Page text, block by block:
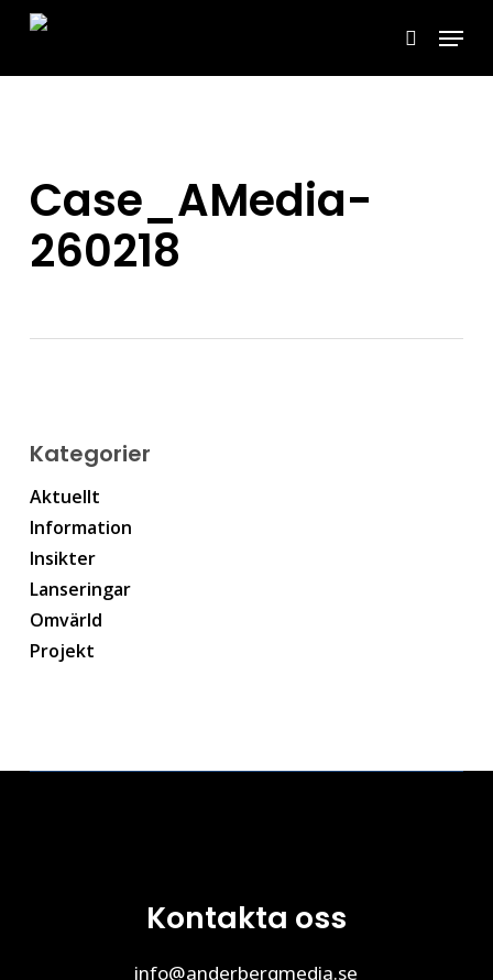
Skip
main
search
Menu
Case_AMedia-
260218
Kategorier
Aktuellt
Information
Insikter
Lanseringar
Omvärld
Projekt
Kontakta oss
info@anderbergmedia.se